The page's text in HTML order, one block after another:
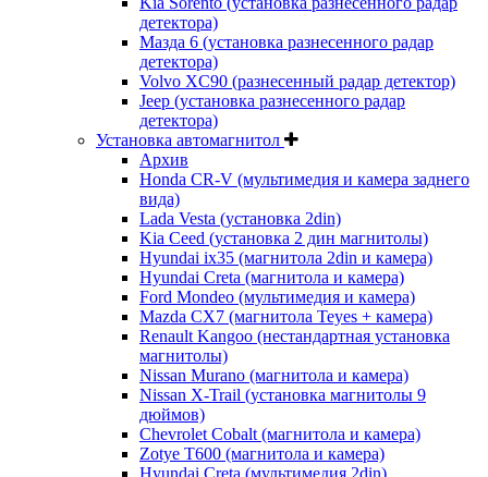
детектора)
Мазда 6 (установка разнесенного радар
детектора)
Volvo XC90 (разнесенный радар детектор)
Jeep (установка разнесенного радар
детектора)
Установка автомагнитол
Архив
Honda CR-V (мультимедия и камера заднего
вида)
Lada Vesta (установка 2din)
Kia Ceed (установка 2 дин магнитолы)
Hyundai ix35 (магнитола 2din и камера)
Hyundai Creta (магнитола и камера)
Ford Mondeo (мультимедия и камера)
Mazda CX7 (магнитола Teyes + камера)
Renault Kangoo (нестандартная установка
магнитолы)
Nissan Murano (магнитола и камера)
Nissan X-Trail (установка магнитолы 9
дюймов)
Chevrolet Cobalt (магнитола и камера)
Zotye T600 (магнитола и камера)
Hyundai Creta (мультимедия 2din)